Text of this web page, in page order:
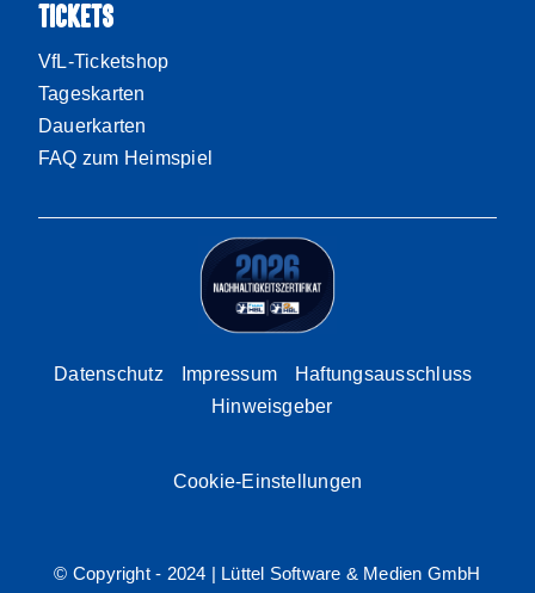
TICKETS
VfL-Ticketshop
Tageskarten
Dauerkarten
FAQ zum Heimspiel
Datenschutz Impressum
Haftungsausschluss
Hinweisgeber
Cookie-Einstellungen
© Copyright - 2024 | Lüttel Software & Medien GmbH